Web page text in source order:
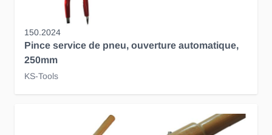
150.2024
Pince service de pneu, ouverture automatique,
250mm
KS-Tools